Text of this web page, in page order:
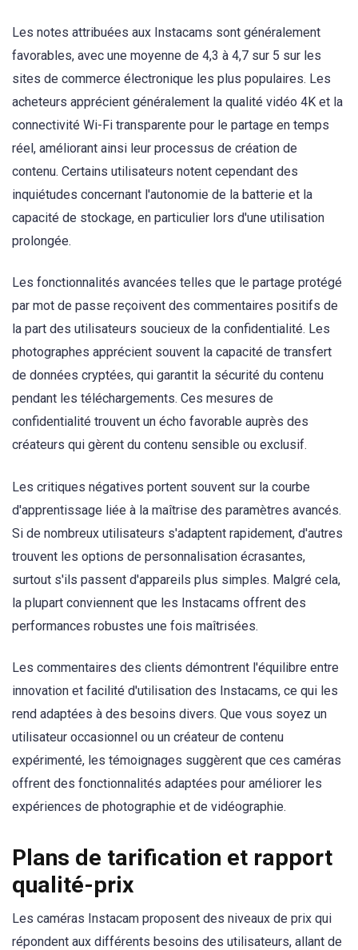
Les notes attribuées aux Instacams sont généralement
favorables, avec une moyenne de 4,3 à 4,7 sur 5 sur les
sites de commerce électronique les plus populaires. Les
acheteurs apprécient généralement la qualité vidéo 4K et la
connectivité Wi-Fi transparente pour le partage en temps
réel, améliorant ainsi leur processus de création de
contenu. Certains utilisateurs notent cependant des
inquiétudes concernant l'autonomie de la batterie et la
capacité de stockage, en particulier lors d'une utilisation
prolongée.
Les fonctionnalités avancées telles que le partage protégé
par mot de passe reçoivent des commentaires positifs de
la part des utilisateurs soucieux de la confidentialité. Les
photographes apprécient souvent la capacité de transfert
de données cryptées, qui garantit la sécurité du contenu
pendant les téléchargements. Ces mesures de
confidentialité trouvent un écho favorable auprès des
créateurs qui gèrent du contenu sensible ou exclusif.
Les critiques négatives portent souvent sur la courbe
d'apprentissage liée à la maîtrise des paramètres avancés.
Si de nombreux utilisateurs s'adaptent rapidement, d'autres
trouvent les options de personnalisation écrasantes,
surtout s'ils passent d'appareils plus simples. Malgré cela,
la plupart conviennent que les Instacams offrent des
performances robustes une fois maîtrisées.
Les commentaires des clients démontrent l'équilibre entre
innovation et facilité d'utilisation des Instacams, ce qui les
rend adaptées à des besoins divers. Que vous soyez un
utilisateur occasionnel ou un créateur de contenu
expérimenté, les témoignages suggèrent que ces caméras
offrent des fonctionnalités adaptées pour améliorer les
expériences de photographie et de vidéographie.
Plans de tarification et rapport
qualité-prix
Les caméras Instacam proposent des niveaux de prix qui
répondent aux différents besoins des utilisateurs, allant de